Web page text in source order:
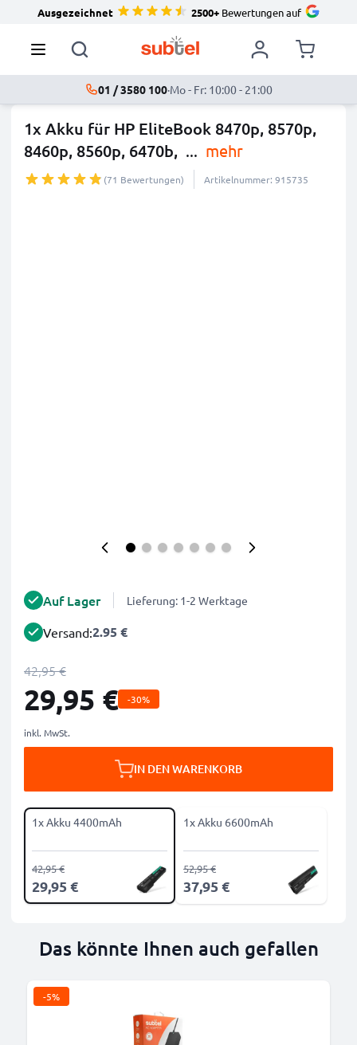
Ausgezeichnet 2500+Bewertungen auf
01 / 3580 100·Mo - Fr: 10:00 - 21:00
1x Akku für HP EliteBook 8470p, 8570p,
8460p, 8560p, 6470b, ... mehr
(71 Bewertungen) Artikelnummer: 915735
Auf Lager Lieferung: 1-2 Werktage
Versand:2.95 €
42,95 €
29,95 € -30%
inkl. MwSt.
IN DEN WARENKORB
1x Akku 4400mAh
29,95 €
42,95 €
1x Akku 6600mAh
37,95 €
52,95 €
Das könnte Ihnen auch gefallen
-5%